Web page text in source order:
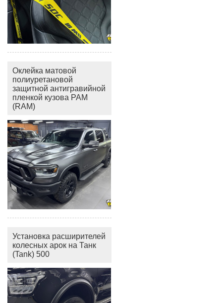
Оклейка матовой
полиуретановой
защитной антигравийной
пленкой кузова РАМ
(RAM)
Установка расширителей
колесных арок на Танк
(Tank) 500